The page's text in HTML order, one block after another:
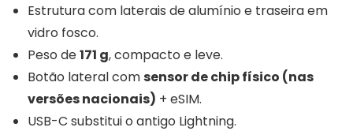
Estrutura com laterais de alumínio e traseira em
vidro fosco.
Peso de171 g, compacto e leve.
Botão lateral comsensor de chip físico (nas
versões nacionais) + eSIM.
USB-C substitui o antigo Lightning.